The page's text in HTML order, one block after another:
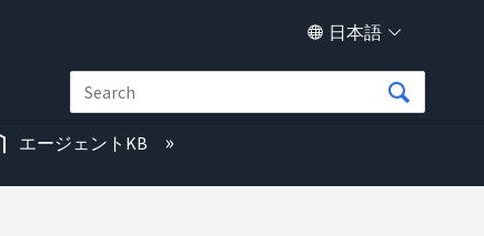
日本語
エージェントKB